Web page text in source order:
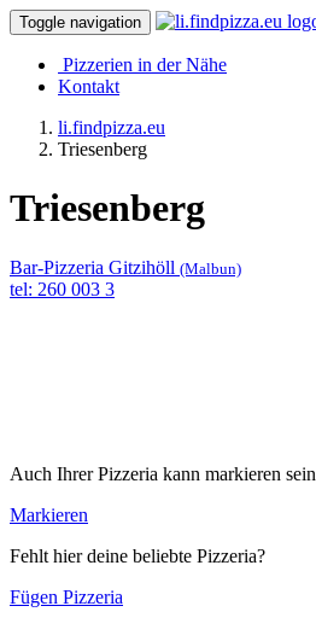
Toggle navigation
Pizzerien in der Nähe
Kontakt
li.findpizza.eu
Triesenberg
Triesenberg
Bar-Pizzeria Gitzihöll (Malbun)
tel: 260 003 3
Auch Ihrer Pizzeria kann markieren sein
Markieren
Fehlt hier deine beliebte Pizzeria?
Fügen Pizzeria